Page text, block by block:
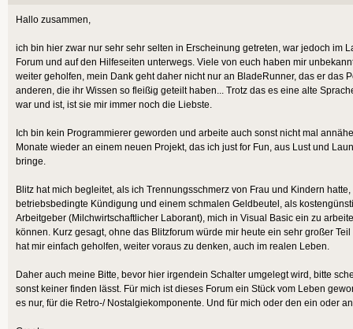
Hallo zusammen,
ich bin hier zwar nur sehr sehr selten in Erscheinung getreten, war jedoch im
Forum und auf den Hilfeseiten unterwegs. Viele von euch haben mir
weiter geholfen, mein Dank geht daher nicht nur an BladeRunner, das er das
anderen, die ihr Wissen so fleißig geteilt haben... Trotz das es eine alte
war und ist, ist sie mir immer noch die Liebste.
Ich bin kein Programmierer geworden und arbeite auch sonst nicht mal
Monate wieder an einem neuen Projekt, das ich just for Fun, aus Lust und
bringe.
Blitz hat mich begleitet, als ich Trennungsschmerz von Frau und Kindern
betriebsbedingte Kündigung und einem schmalen Geldbeutel, als
Arbeitgeber (Milchwirtschaftlicher Laborant), mich in Visual Basic ein zu
können. Kurz gesagt, ohne das Blitzforum würde mir heute ein sehr großer
hat mir einfach geholfen, weiter voraus zu denken, auch im realen Leben.
Daher auch meine Bitte, bevor hier irgendein Schalter umgelegt wird, bitte
sonst keiner finden lässt. Für mich ist dieses Forum ein Stück vom Leben
es nur, für die Retro-/ Nostalgiekomponente. Und für mich oder den ein oder